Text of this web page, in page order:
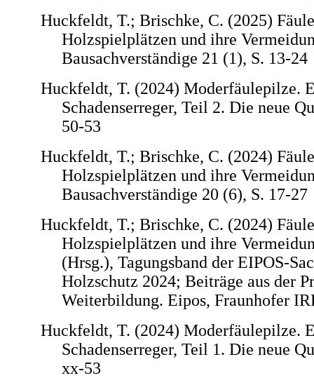
Huckfeldt, T.; Brischke, C. (2025)
Holzspielplätzen und ihre
Bausachverständige 21 (1), S. 13-24
Huckfeldt, T. (2024) Moderfäulepilze.
Schadenserreger, Teil 2. Die neue
50-53
Huckfeldt, T.; Brischke, C. (2024)
Holzspielplätzen und ihre
Bausachverständige 20 (6), S. 17-27
Huckfeldt, T.; Brischke, C. (2024)
Holzspielplätzen und ihre
(Hrsg.), Tagungsband der EIPOS-
Holzschutz 2024; Beiträge aus der
Weiterbildung. Eipos, Fraunhofer
Huckfeldt, T. (2024) Moderfäulepilze.
Schadenserreger, Teil 1. Die neue
xx-53